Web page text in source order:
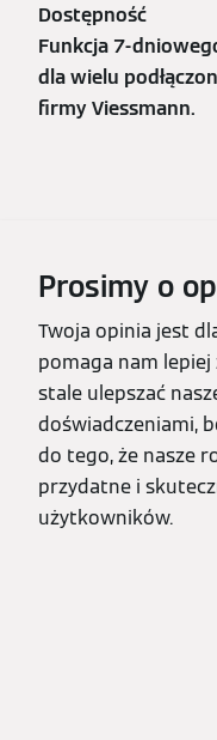
Dostępność
Funkcja 7-
dla wielu
firmy Viessmann.
Prosimy o
Twoja opinia jest
pomaga nam
stale ulepszać
doświadczeniami,
do tego, że nasze
przydatne i
użytkowników.